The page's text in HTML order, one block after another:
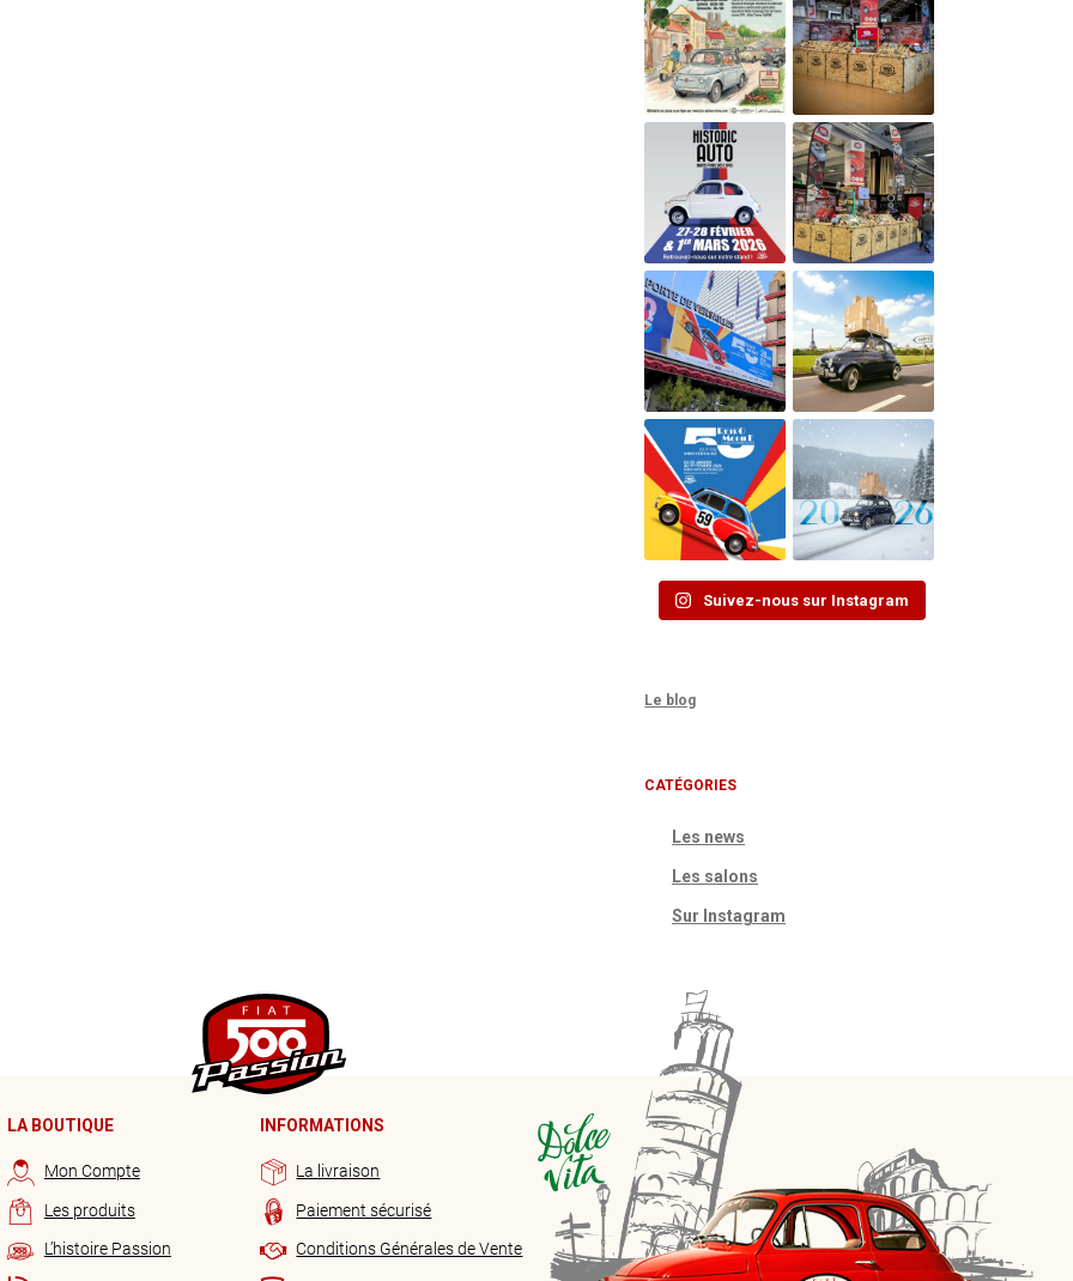
Suivez-nous sur Instagram
Le blog
CATÉGORIES
Les news
Les salons
Sur Instagram
LA BOUTIQUE
Mon Compte
Les produits
L’histoire Passion
INFORMATIONS
La livraison
Paiement sécurisé
Conditions Générales de Vente